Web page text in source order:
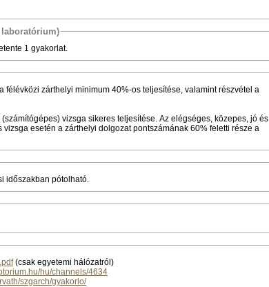
1 gyakorlat.
zárthelyi minimum 40%-os teljesítése, valamint részvétel a
vizsga sikeres teljesítése. Az elégséges, közepes, jó és
esetén a zárthelyi dolgozat pontszámának 60% feletti része a
időszakban pótolható.
(csak egyetemi hálózatról)
hu/channels/4634
szgarch/gyakorlo/